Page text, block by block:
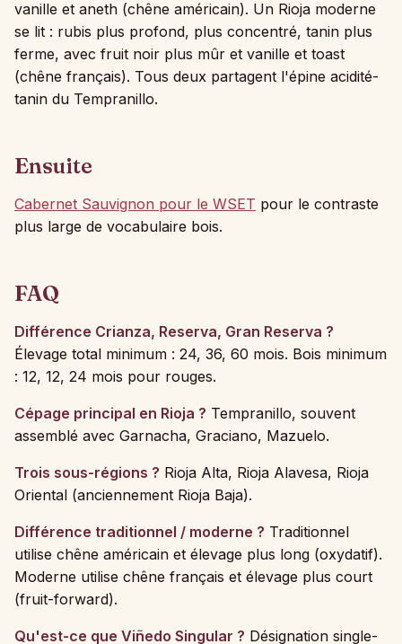
vanille et aneth (chêne américain). Un Rioja moderne
se lit : rubis plus profond, plus concentré, tanin plus
ferme, avec fruit noir plus mûr et vanille et toast
(chêne français). Tous deux partagent l'épine acidité-
tanin du Tempranillo.
Ensuite
Cabernet Sauvignon pour le WSET pour le contraste
plus large de vocabulaire bois.
FAQ
Différence Crianza, Reserva, Gran Reserva ?
Élevage total minimum : 24, 36, 60 mois. Bois minimum
: 12, 12, 24 mois pour rouges.
Cépage principal en Rioja ? Tempranillo, souvent
assemblé avec Garnacha, Graciano, Mazuelo.
Trois sous-régions ? Rioja Alta, Rioja Alavesa, Rioja
Oriental (anciennement Rioja Baja).
Différence traditionnel / moderne ? Traditionnel
utilise chêne américain et élevage plus long (oxydatif).
Moderne utilise chêne français et élevage plus court
(fruit-forward).
Qu'est-ce que Viñedo Singular ? Désignation single-